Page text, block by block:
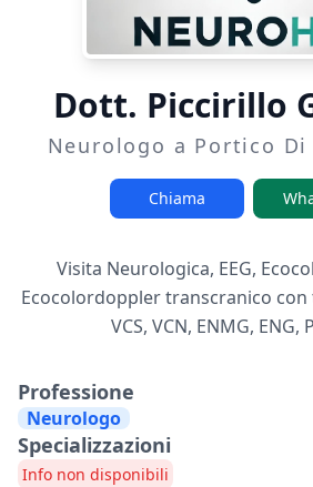
Dott. Piccirillo
Neurologo a Portico Di
Chiama
Visita Neurologica, EEG,
Ecocolordoppler transcranico
VCS, VCN, ENMG, ENG,
Professione
Neurologo
Specializzazioni
Info non disponibili